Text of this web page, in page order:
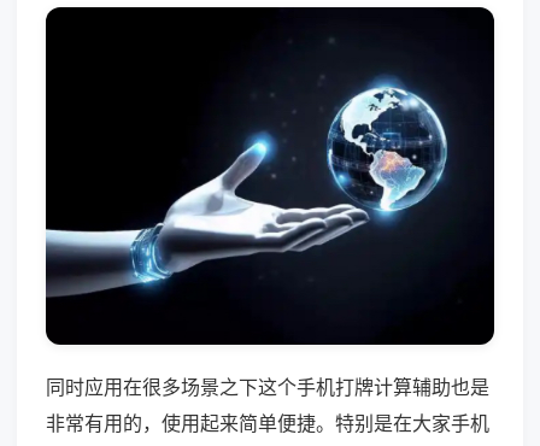
同时应用在很多场景之下这个手机打牌计算辅助也是
非常有用的，使用起来简单便捷。特别是在大家手机